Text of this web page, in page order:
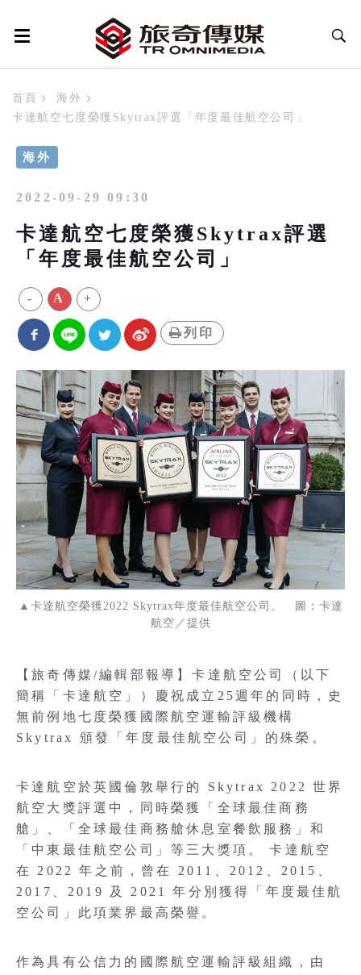
首頁
海外
卡達航空七度榮獲Skytrax評選「年度最佳航空公司」
海外
2022-09-29 09:30
卡達航空七度榮獲Skytrax評選
「年度最佳航空公司」
- A +
列印
▲卡達航空榮獲2022 Skytrax年度最佳航空公司。 圖：卡達
航空／提供
【旅奇傳媒/編輯部報導】卡達航空公司（以下
簡稱「卡達航空」）慶祝成立25週年的同時，史
無前例地七度榮獲國際航空運輸評級機構
Skytrax 頒發「年度最佳航空公司」的殊榮。
卡達航空於英國倫敦舉行的 Skytrax 2022 世界
航空大獎評選中，同時榮獲「全球最佳商務
艙」、「全球最佳商務艙休息室餐飲服務」和
「中東最佳航空公司」等三大獎項。 卡達航空
在 2022 年之前，曾在 2011、2012、2015、
2017、2019 及 2021 年分別獲得「年度最佳航
空公司」此項業界最高榮譽。
作為具有公信力的國際航空運輸評級組織，由